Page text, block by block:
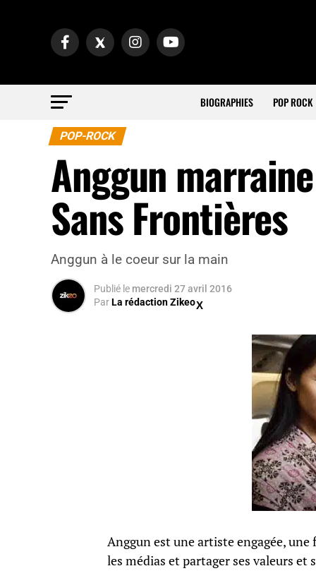
BIOGRAPHIES POP ROCK
POP-ROCK
Anggun
Sans Frontières
Anggun à le coeur sur la main
Publié le mercredi 27 avril 2016
ParLa rédaction Zikeo
Anggun est une artiste engagée,
les médias et partager ses valeurs et